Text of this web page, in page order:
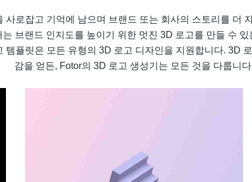
사로잡고 기억에 남으며 브랜드 또는 회사의 스토리를 더
브랜드 인지도를 높이기 위한 멋진 3D 로고를 만들 수
템플릿은 모든 유형의 3D 로고 디자인을 지원합니다. 3D
감을 얻든, Fotor의 3D 로고 생성기는 모든 것을 다룹니